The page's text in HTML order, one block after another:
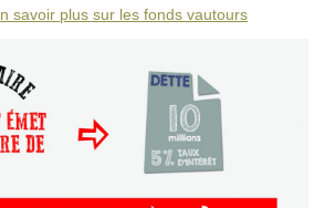
savoir plus sur les fonds vautours